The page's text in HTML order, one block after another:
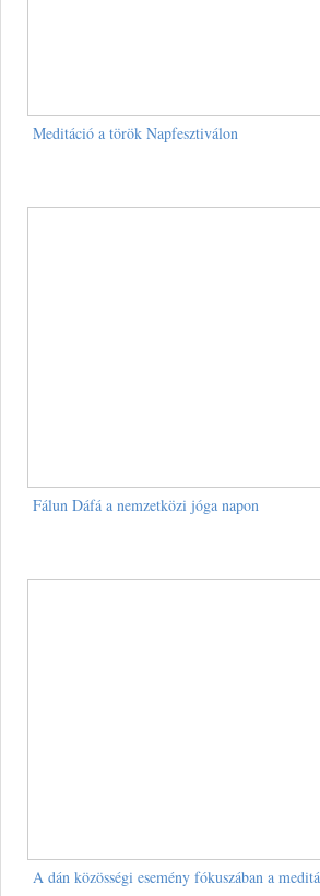
Meditáció a török Napfesztiválon
Fálun Dáfá a nemzetközi jóga napon
A dán közösségi esemény fókuszában a